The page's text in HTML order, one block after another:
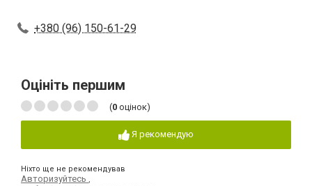
+380 (96) 150-61-29
Оцініть першим
(0 оцінок)
Я рекомендую
Ніхто ще не рекомендував
Авторизуйтесь